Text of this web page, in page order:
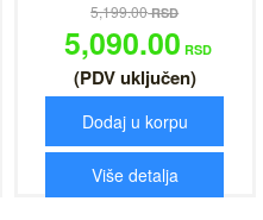
5,199.00RSD
5,090.00 RSD
(PDV uključen)
Dodaj u korpu
Više detalja